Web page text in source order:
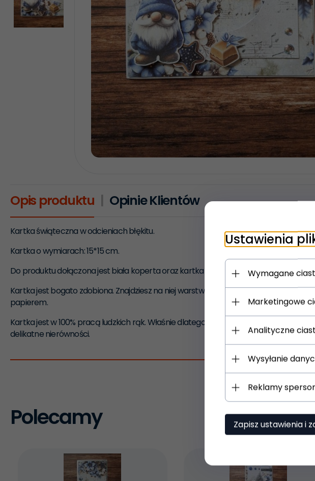
Opis produktu Opinie Klientów
Kartka świąteczna w odcieniach błękitu.
Kartka o wymiarach: 15*15 cm.
Do produktu dołączona jest biała koperta oraz kartka na wypisanie odręcznie
Kartka jest bogato zdobiona. Znajdziesz na niej warstwy, precyzyjnie wycięte
papierem.
Kartka jest w 100% pracą ludzkich rąk. Właśnie dlatego możesz zauważyć
delikatne nierówności.
Polecamy
Ustawienia
Wymagane
Marketingowe
Analityczne
Wysyłanie
Reklamy
Zapisz ustawienia i